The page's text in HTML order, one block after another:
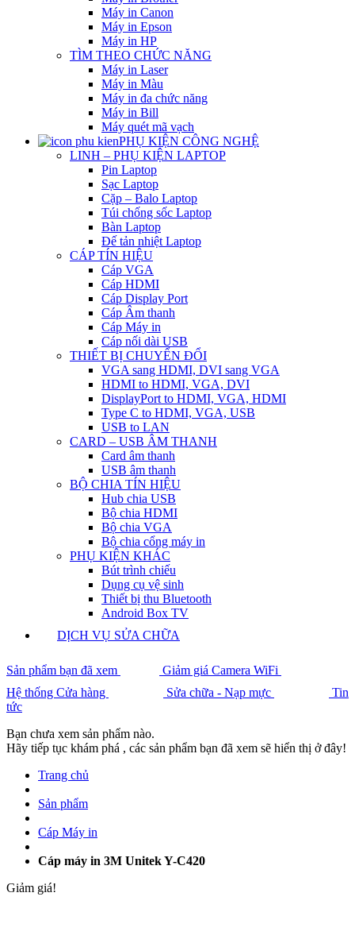
Máy in Canon
Máy in Epson
Máy in HP
TÌM THEO CHỨC NĂNG
Máy in Laser
Máy in Màu
Máy in đa chức năng
Máy in Bill
Máy quét mã vạch
PHỤ KIỆN CÔNG NGHỆ
LINH – PHỤ KIỆN LAPTOP
Pin Laptop
Sạc Laptop
Cặp – Balo Laptop
Túi chống sốc Laptop
Bàn Laptop
Đế tản nhiệt Laptop
CÁP TÍN HIỆU
Cáp VGA
Cáp HDMI
Cáp Display Port
Cáp Âm thanh
Cáp Máy in
Cáp nối dài USB
THIẾT BỊ CHUYỂN ĐỔI
VGA sang HDMI, DVI sang VGA
HDMI to HDMI, VGA, DVI
DisplayPort to HDMI, VGA, HDMI
Type C to HDMI, VGA, USB
USB to LAN
CARD – USB ÂM THANH
Card âm thanh
USB âm thanh
BỘ CHIA TÍN HIỆU
Hub chia USB
Bộ chia HDMI
Bộ chia VGA
Bộ chia cổng máy in
PHỤ KIỆN KHÁC
Bút trình chiếu
Dụng cụ vệ sinh
Thiết bị thu Bluetooth
Android Box TV
DỊCH VỤ SỬA CHỮA
Sản phẩm bạn đã xem
Giảm giá Camera WiFi
Hệ thống Cửa hàng
Sửa chữa - Nạp mực
Tin
tức
Bạn chưa xem sản phẩm nào.
Hãy tiếp tục khám phá , các sản phẩm bạn đã xem sẽ hiển thị ở đây!
Trang chủ
Sản phẩm
Cáp Máy in
Cáp máy in 3M Unitek Y-C420
Giảm giá!